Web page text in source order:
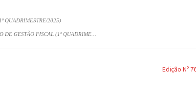
QUADRIMESTRE/2025)
DE GESTÃO FISCAL (1º QUADRIME…
Edição Nº